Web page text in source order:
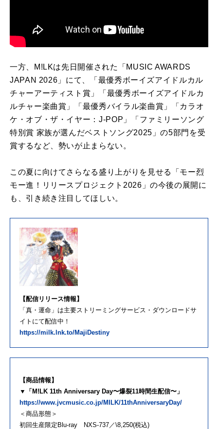
一方、M!LKは先日開催された「MUSIC AWARDS
JAPAN 2026」にて、「最優秀ボーイズアイドルカル
チャーアーティスト賞」「最優秀ボーイズアイドルカ
ルチャー楽曲賞」「最優秀バイラル楽曲賞」「カラオ
ケ・オブ・ザ・イヤー：J-POP」「ファミリーソング
特別賞 家族が選んだベストソング2025」の5部門を受
賞するなど、勢いが止まらない。
この夏に向けてさらなる盛り上がりを見せる「モー烈
モー進！リリースプロジェクト2026」の今後の展開に
も、引き続き注目してほしい。
【配信リリース情報】
「真・運命」は主要ストリーミングサービス・ダウンロードサ
イトにて配信中！
https://milk.lnk.to/MajiDestiny
【商品情報】
▼「M!LK 11th Anniversary Day〜爆裂11時間生配信〜」
https://www.jvcmusic.co.jp/MILK/11thAnniversaryDay/
＜商品形態＞
初回生産限定Blu-ray NXS-737／\8,250(税込)